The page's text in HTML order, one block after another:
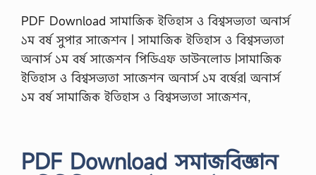
PDF Download সামাজিক ইতিহাস ও বিশ্বসভ্যতা অনার্স
১ম বর্ষ সুপার সাজেশন | সামাজিক ইতিহাস ও বিশ্বসভ্যতা
অনার্স ১ম বর্ষ সাজেশন পিডিএফ ডাউনলোড |সামাজিক
ইতিহাস ও বিশ্বসভ্যতা সাজেশন অনার্স ১ম বর্ষের| অনার্স
১ম বর্ষ সামাজিক ইতিহাস ও বিশ্বসভ্যতা সাজেশন,
PDF Download সমাজবিজ্ঞান